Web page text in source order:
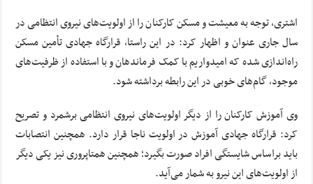
اشتری، توجه به معیشت و مسکن کارکنان را از اولویت‌های نیروی انتظامی در
سال جاری عنوان و اظهار کرد: در این راستا، قرارگاه جهادی تأمین مسکن
راه‌اندازی شده که امیدواریم با کمک فرماندهان و با استفاده از ظرفیت‌های
موجود، گام‌های خوبی در این رابطه برداشته شود.
وی آموزش کارکنان را از دیگر اولویت‌های نیروی انتظامی برشمرد و تصریح
کرد: قرارگاه جهادی آموزش در اولویت ناجا قرار دارد. همچنین انتصابات
باید براساس شایستگی افراد صورت بگیرد؛ همچنین همتاپروری نیز یکی دیگر
از اولویت‌های این نیرو به شمار می‌آید.